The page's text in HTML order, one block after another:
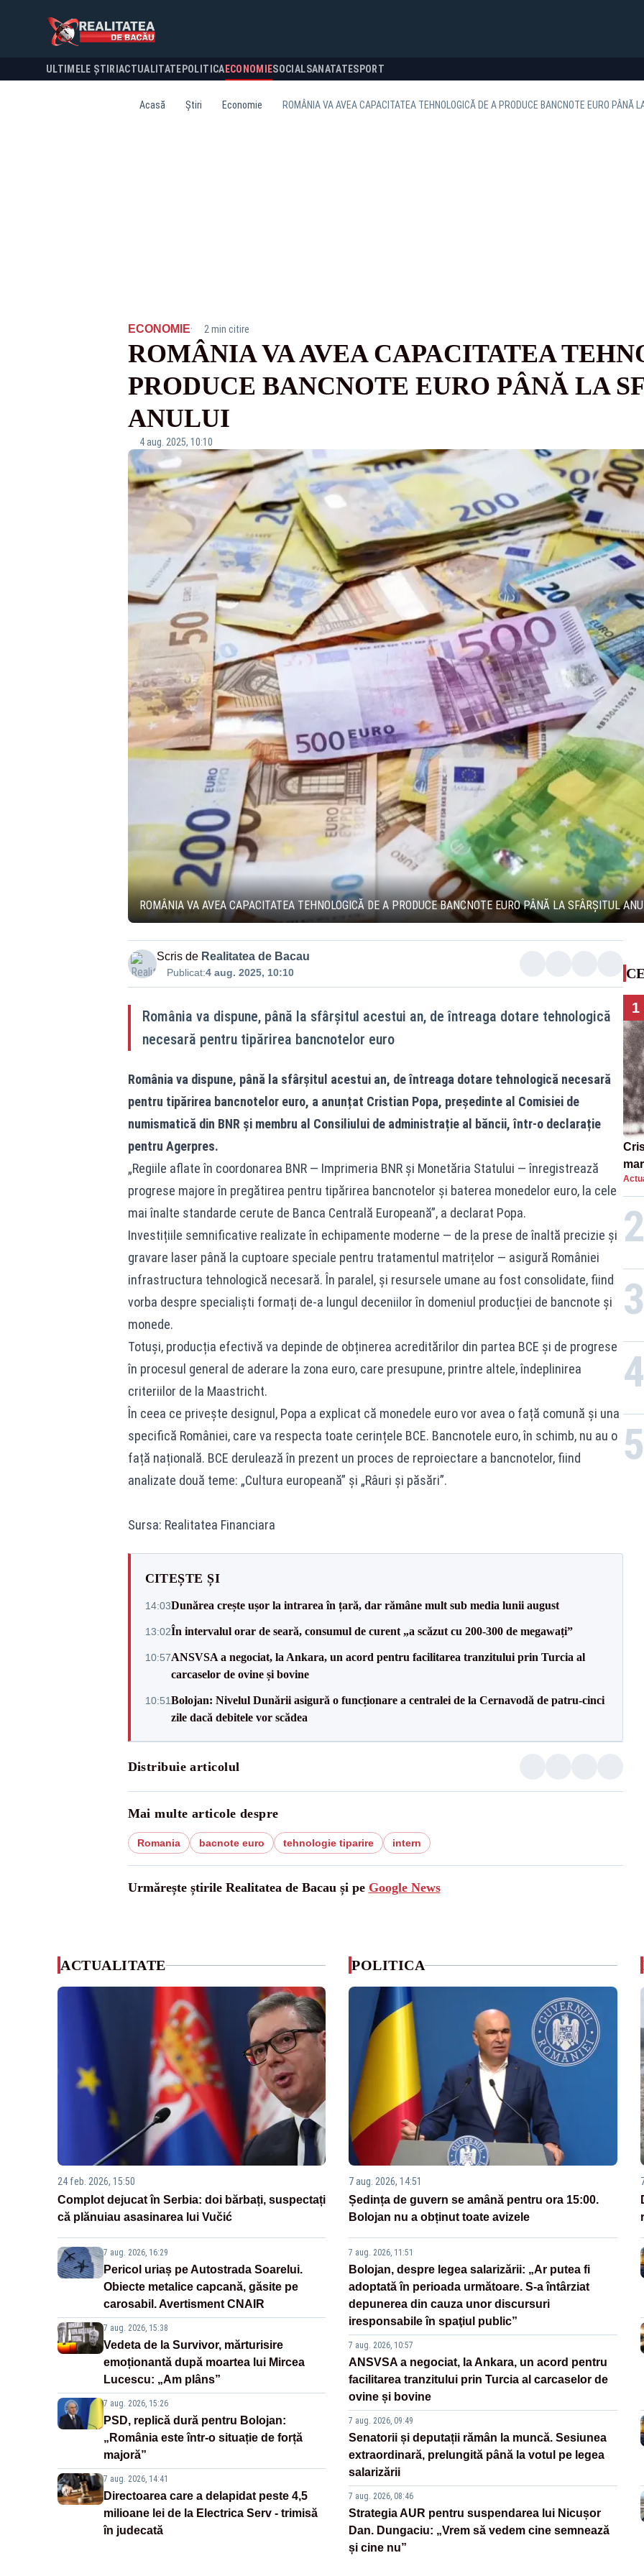
ULTIMELE ȘTIRI ACTUALITATE POLITICA ECONOMIESOCIALSANATATESPORT
Acasă Știri Economie ROMÂNIA VA AVEA CAPACITATEA TEHNOLOGICĂ DE A PRODUCE BANCNOTE EURO PÂNĂ
ECONOMIE· 2 min citire
ROMÂNIA VA AVEA CAPACITATEA
PRODUCE BANCNOTE EURO PÂNĂ LA
ANULUI
4 aug. 2025, 10:10
ROMÂNIA VA AVEA CAPACITATEA TEHNOLOGICĂ DE A PRODUCE BANCNOTE EURO PÂNĂ LA SFÂRȘITUL
Scris de Realitatea de Bacau
Publicat:4 aug. 2025, 10:10
România va dispune, până la sfârșitul acestui an, de întreaga dotare tehnologică
necesară pentru tipărirea bancnotelor euro
România va dispune, până la sfârșitul acestui an, de întreaga dotare tehnologică necesară
pentru tipărirea bancnotelor euro, a anunțat Cristian Popa, președinte al Comisiei de
numismatică din BNR și membru al Consiliului de administrație al băncii, într-o declarație
pentru Agerpres.
„Regiile aflate în coordonarea BNR — Imprimeria BNR și Monetăria Statului — înregistrează
progrese majore în pregătirea pentru tipărirea bancnotelor și baterea monedelor euro, la cele
mai înalte standarde cerute de Banca Centrală Europeană”, a declarat Popa.
Investițiile semnificative realizate în echipamente moderne — de la prese de înaltă precizie și
gravare laser până la cuptoare speciale pentru tratamentul matrițelor — asigură României
infrastructura tehnologică necesară. În paralel, și resursele umane au fost consolidate, fiind
vorba despre specialiști formați de-a lungul deceniilor în domeniul producției de bancnote și
monede.
Totuși, producția efectivă va depinde de obținerea acreditărilor din partea BCE și de progrese
în procesul general de aderare la zona euro, care presupune, printre altele, îndeplinirea
criteriilor de la Maastricht.
În ceea ce privește designul, Popa a explicat că monedele euro vor avea o față comună și una
specifică României, care va respecta toate cerințele BCE. Bancnotele euro, în schimb, nu au o
față națională. BCE derulează în prezent un proces de reproiectare a bancnotelor, fiind
analizate două teme: „Cultura europeană” și „Râuri și păsări”.
Sursa: Realitatea Financiara
CITEȘTE ȘI
14:03Dunărea crește ușor la intrarea în țară, dar rămâne mult sub media lunii august
13:02În intervalul orar de seară, consumul de curent „a scăzut cu 200-300 de megawați”
10:57ANSVSA a negociat, la Ankara, un acord pentru facilitarea tranzitului prin Turcia al
carcaselor de ovine și bovine
10:51Bolojan: Nivelul Dunării asigură o funcționare a centralei de la Cernavodă de patru-cinci
zile dacă debitele vor scădea
Distribuie articolul
Mai multe articole despre
Romania bacnote euro tehnologie tiparire intern
Urmărește știrile Realitatea de Bacau și pe Google News
1
„O
2
3
4
5
ACTUALITATE
24 feb. 2026, 15:50
Complot dejucat în Serbia: doi bărbați, suspectați
că plănuiau asasinarea lui Vučić
7 aug. 2026, 16:29
Pericol uriaș pe Autostrada Soarelui.
Obiecte metalice capcană, găsite pe
carosabil. Avertisment CNAIR
7 aug. 2026, 15:38
Vedeta de la Survivor, mărturisire
emoționantă după moartea lui Mircea
Lucescu: „Am plâns”
7 aug. 2026, 15:26
PSD, replică dură pentru Bolojan:
„România este într-o situație de forță
majoră”
7 aug. 2026, 14:41
Directoarea care a delapidat peste 4,5
milioane lei de la Electrica Serv - trimisă
în judecată
POLITICA
7 aug. 2026, 14:51
Ședința de guvern se amână pentru ora 15:00.
Bolojan nu a obținut toate avizele
7 aug. 2026, 11:51
Bolojan, despre legea salarizării: „Ar putea fi
adoptată în perioada următoare. S-a întârziat
depunerea din cauza unor discursuri
iresponsabile în spaţiul public”
7 aug. 2026, 10:57
ANSVSA a negociat, la Ankara, un acord pentru
facilitarea tranzitului prin Turcia al carcaselor de
ovine și bovine
7 aug. 2026, 09:49
Senatorii și deputații rămân la muncă. Sesiunea
extraordinară, prelungită până la votul pe legea
salarizării
7 aug. 2026, 08:46
Strategia AUR pentru suspendarea lui Nicușor
Dan. Dungaciu: „Vrem să vedem cine semnează
și cine nu”